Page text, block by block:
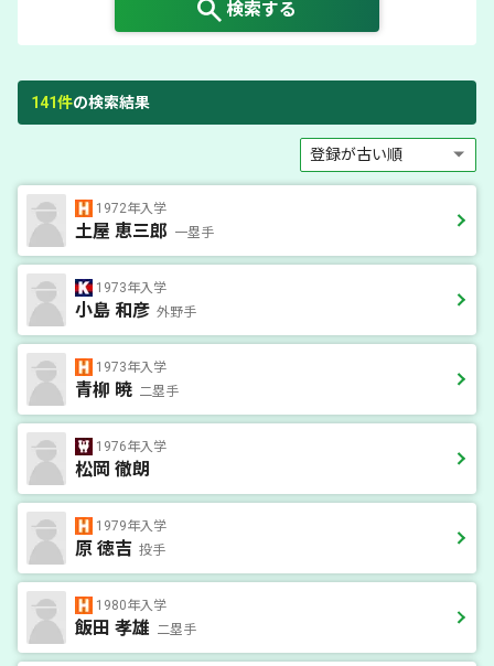
検索する
141件の検索結果
1972年入学
土屋 恵三郎 一塁手
1973年入学
小島 和彦 外野手
1973年入学
青柳 暁 二塁手
1976年入学
松岡 徹朗
1979年入学
原 徳吉 投手
1980年入学
飯田 孝雄 二塁手